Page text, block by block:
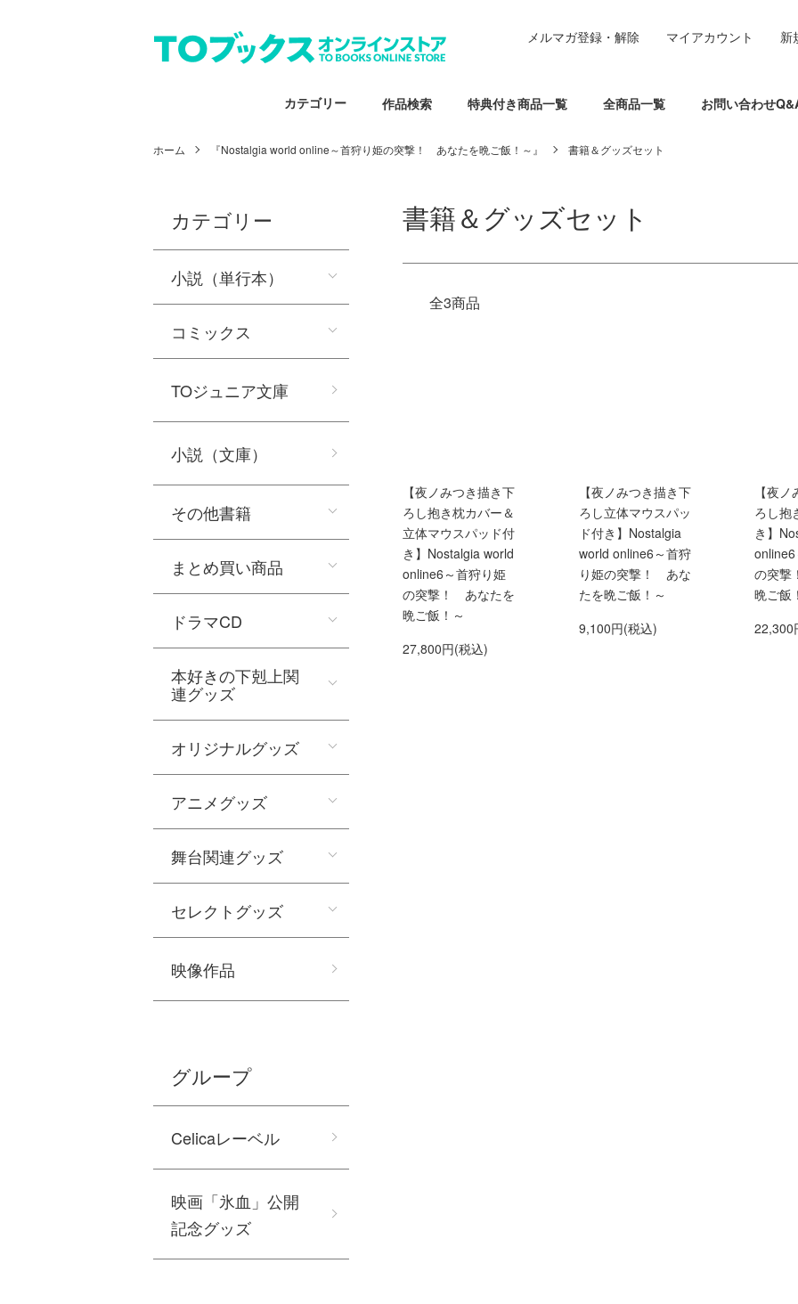
カテゴリー 作品検索 特典付き商品一覧 全商品一覧 お問い合わせ
メルマガ登録・解除 マイアカウント 新
ホーム 『Nostalgia world online～首狩り姫の突撃！ あなたを晩ご飯！～』 書籍＆グッズセット
書籍＆グッズセット
全3商品
【夜ノみつき描き下
ろし抱き枕カバー＆
立体マウスパッド付
き】Nostalgia world
online6～首狩り姫
の突撃！ あなたを
晩ご飯！～
27,800円(税込)
【夜ノみつき描き下
ろし立体マウスパッ
ド付き】Nostalgia
world online6～首狩
り姫の突撃！ あな
たを晩ご飯！～
9,100円(税込)
【夜
ろし抱
き】
の突
晩ご飯
22,300
カテゴリー
小説（単行本）
コミックス
TOジュニア文庫
小説（文庫）
その他書籍
まとめ買い商品
ドラマCD
本好きの下剋上関
連グッズ
オリジナルグッズ
アニメグッズ
舞台関連グッズ
セレクトグッズ
映像作品
グループ
Celicaレーベル
映画「氷血」公開
記念グッズ